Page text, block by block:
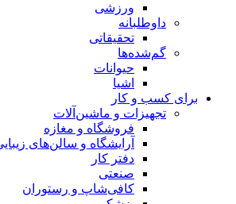
ورزشی
داوطلبانه
تحقیقاتی
گم‌شده‌ها
حیوانات
اشیا
برای کسب و کار
تجهیزات و ماشین‌آلات
فروشگاه و مغازه
آرایشگاه و سالن‌های زیبایی
دفتر کار
صنعتی
کافی‌شاپ و رستوران